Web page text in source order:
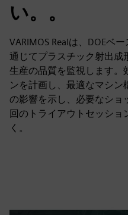
い。。
VARIMOS Realは、DOEベ
通じてプラスチック射出成
生産の品質を監視します。
ンを計画し、最適なマシ
の影響を示し、必要なショ
回のトライアウトセッショ
く。